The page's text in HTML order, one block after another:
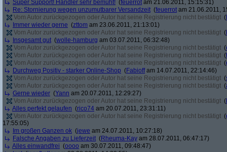
Super Support! Händler sehr bemüht! (feuerrot am 21.06.2011, 15:15:31)
Re: Stornierung wegen unzumutbarer Versandzeit (feuerrot am 21.06.2011,
Vom Autor zurückgezogen oder Autor hat seine Registrierung nicht bestätigt (
Immer wieder gerne (zttom am 23.06.2011, 21:13:01)
Vom Autor zurückgezogen oder Autor hat seine Registrierung nicht bestätigt (
Insgesamt gut (wolle-hamburg am 03.07.2011, 06:32:48)
Vom Autor zurückgezogen oder Autor hat seine Registrierung nicht bestätigt (
Vom Autor zurückgezogen oder Autor hat seine Registrierung nicht bestätigt (
Vom Autor zurückgezogen oder Autor hat seine Registrierung nicht bestätigt (
Durchweg Positiv - starker Online-Shop (Fabioffam 14.07.2011, 22:14:46)
Vom Autor zurückgezogen oder Autor hat seine Registrierung nicht bestätigt (
Vom Autor zurückgezogen oder Autor hat seine Registrierung nicht bestätigt (
Gerne wieder (Yann am 20.07.2011, 12:29:27)
Vom Autor zurückgezogen oder Autor hat seine Registrierung nicht bestätigt (
Alles perfekt gelaufen (rico74 am 20.07.2011, 23:31:11)
Vom Autor zurückgezogen oder Autor hat seine Registrierung nicht bestätigt (
17:55:05)
Im großen Ganzen ok (jewe am 24.07.2011, 10:27:18)
Falsche Angaben zu Lieferzeit (Rheuma-Kay am 28.07.2011, 06:47:17)
Alles einwandfrei (oooo am 30.07.2011, 09:48:47)